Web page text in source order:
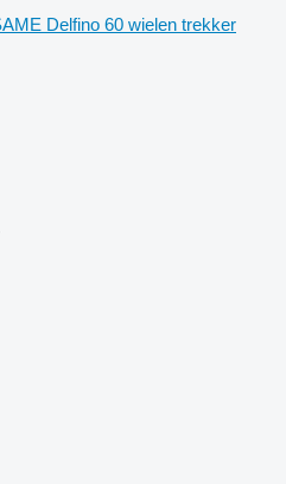
Delfino 60 wielen trekker